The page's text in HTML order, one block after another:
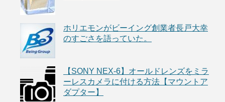
ホリエモンがビーイング創業者長戸大幸
のすごさを語っていた。
【SONY NEX-6】オールドレンズをミラ
ーレスカメラに付ける方法【マウントア
ダプター】